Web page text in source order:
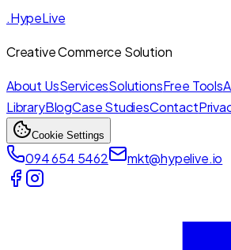
.HypeLive
Creative Commerce Solution
About UsServicesSolutionsFree Tools
LibraryBlogCase StudiesContact
Cookie Settings
094 654 5462 mkt@hypelive.io